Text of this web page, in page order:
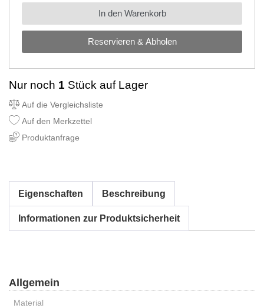
Reservieren & Abholen
In den Warenkorb
Nur noch 1 Stück auf Lager
Auf die Vergleichsliste
Auf den Merkzettel
Produktanfrage
Eigenschaften Beschreibung
Informationen zur Produktsicherheit
Allgemein
Material